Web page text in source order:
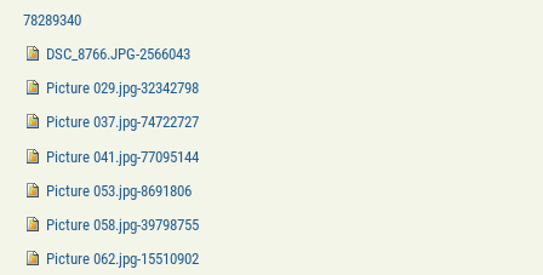
78289340
DSC_8766.JPG-2566043
Picture 029.jpg-32342798
Picture 037.jpg-74722727
Picture 041.jpg-77095144
Picture 053.jpg-8691806
Picture 058.jpg-39798755
Picture 062.jpg-15510902